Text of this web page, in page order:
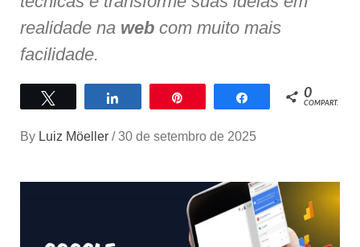
realidade na web com muito mais
facilidade.
Compartilhar Compartilhar
0
COMPART.
By Luiz Möeller / 30 de setembro de 2025